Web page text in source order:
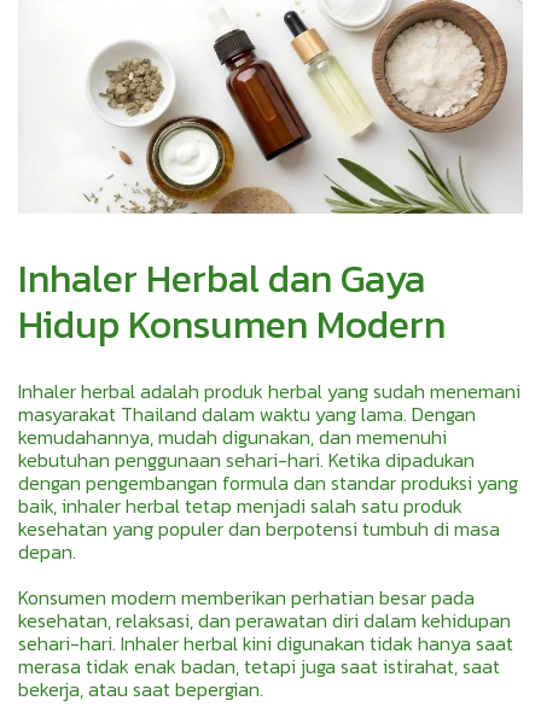
Inhaler Herbal dan Gaya
Hidup Konsumen Modern
Inhaler herbal adalah produk herbal yang sudah menemani
masyarakat Thailand dalam waktu yang lama. Dengan
kemudahannya, mudah digunakan, dan memenuhi
kebutuhan penggunaan sehari-hari. Ketika dipadukan
dengan pengembangan formula dan standar produksi yang
baik, inhaler herbal tetap menjadi salah satu produk
kesehatan yang populer dan berpotensi tumbuh di masa
depan.
Konsumen modern memberikan perhatian besar pada
kesehatan, relaksasi, dan perawatan diri dalam kehidupan
sehari-hari. Inhaler herbal kini digunakan tidak hanya saat
merasa tidak enak badan, tetapi juga saat istirahat, saat
bekerja, atau saat bepergian.